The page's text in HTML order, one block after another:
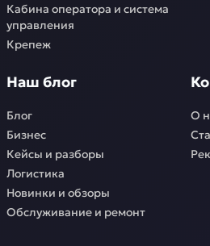
Кабина оператора и система
управления
Крепеж
Наш блог
Блог
Бизнес
Кейсы и разборы
Логистика
Новинки и обзоры
Обслуживание и ремонт
О